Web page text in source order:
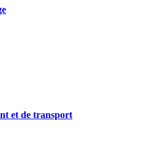
et de transport